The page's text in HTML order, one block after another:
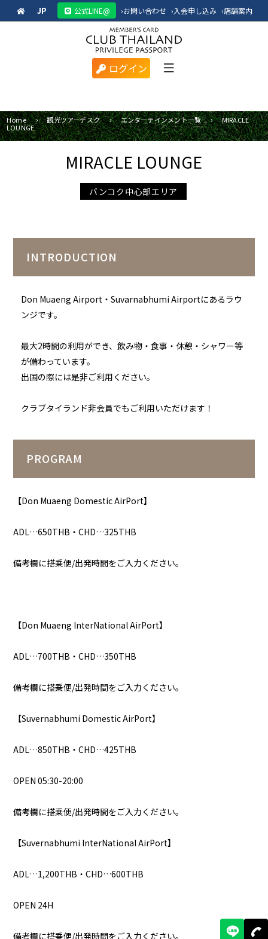
JP 公式LINE@ ›お問い合わせ ›入会申し込み ›店舗案内
ログイン
Home 観光ツアーデスク エンターテインメント一覧
MIRACLE
LOUNGE
MIRACLE LOUNGE
バンコク中心部エリア
INTRODUCTION
Don Muaeng Airport・Suvarnabhumi Airportにあるラウ
ンジです。
最大2時間の利用ができ、飲み物・食事・休憩・シャワー等
が備わっています。
出国の際には是非ご利用ください。
クラブタイランド非会員でもご利用いただけます！
PROGRAM
【Don Muaeng Domestic AirPort】
ADL…650THB・CHD…325THB
備考欄に搭乗便/出発時間をご入力ください。
【Don Muaeng InterNational AirPort】
ADL…700THB・CHD…350THB
備考欄に搭乗便/出発時間をご入力ください。
【Suvernabhumi Domestic AirPort】
ADL…850THB・CHD…425THB
OPEN 05:30-20:00
備考欄に搭乗便/出発時間をご入力ください。
【Suvernabhumi InterNational AirPort】
ADL…1,200THB・CHD…600THB
OPEN 24H
備考欄に搭乗便/出発時間をご入力ください。